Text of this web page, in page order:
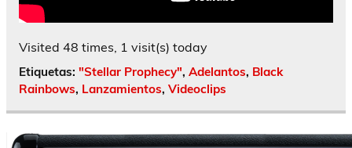
Visited 48 times, 1 visit(s) today
Etiquetas: "Stellar Prophecy", Adelantos, Black
Rainbows, Lanzamientos, Videoclips